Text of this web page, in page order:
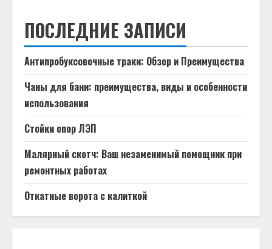
ПОСЛЕДНИЕ ЗАПИСИ
Антипробуксовочные траки: Обзор и Преимущества
Чаны для бани: преимущества, виды и особенности
использования
Стойки опор ЛЭП
Малярный скотч: Ваш незаменимый помощник при
ремонтных работах
Откатные ворота с калиткой